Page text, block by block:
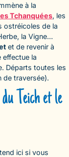
à la
Tchanquées, les
ostréicoles de la
la Vigne…
et de revenir à
effectue la
Départs toutes les
de traversée).
Teich et le
ici si vous